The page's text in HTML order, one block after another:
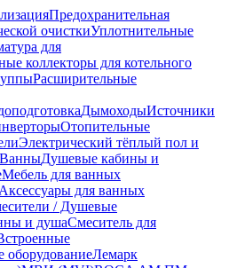
Предохранительная
очисткиУплотнительные
для
коллекторы для котельного
Расширительные
ДымоходыИсточники
Отопительные
Электрический тёплый пол и
ВанныДушевые кабины и
Мебель для ванных
Аксессуары для ванных
/ Душевые
и душаСмеситель для
оборудованиеЛемарк